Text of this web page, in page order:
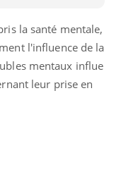
la santé mentale,
l'influence de la
mentaux influe
leur prise en